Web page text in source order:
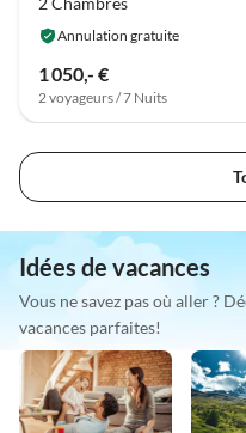
Annulation gratuite
1 050,- €
2 voyageurs / 7 Nuits
Idées de vacances
Vous ne savez pas où aller ?
vacances parfaites!